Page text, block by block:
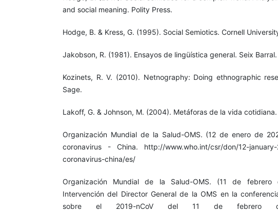
and social meaning. Polity Press.
Hodge, B. & Kress, G. (1995). Social Semiotics. Cornell
Jakobson, R. (1981). Ensayos de lingüística general. Seix Barral.
Kozinets, R. V. (2010). Netnography: Doing ethnographic
Sage.
Lakoff, G. & Johnson, M. (2004). Metáforas de la vida
Organización Mundial de la Salud-OMS. (12 de enero de
coronavirus - China. http://www.who.int/csr/don/12-january-
coronavirus-china/es/
Organización Mundial de la Salud-OMS. (11 de febrero
Intervención del Director General de la OMS en la
sobre ‎el 2019-nCoV del 11 de febrero